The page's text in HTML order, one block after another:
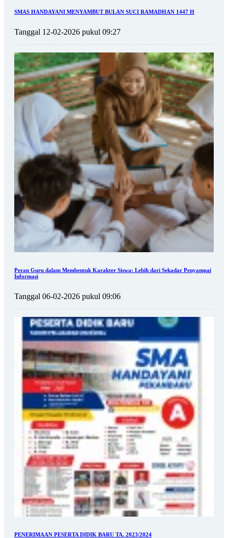
SMAS HANDAYANI MENYAMBUT BULAN SUCI RAMADHAN 1447 H
Tanggal 12-02-2026 pukul 09:27
Peran Guru dalam Membentuk Karakter Siswa: Lebih dari Sekadar Penyampai
Informasi
Tanggal 06-02-2026 pukul 09:06
PENERIMAAN PESERTA DIDIK BARU TA. 2023/2024